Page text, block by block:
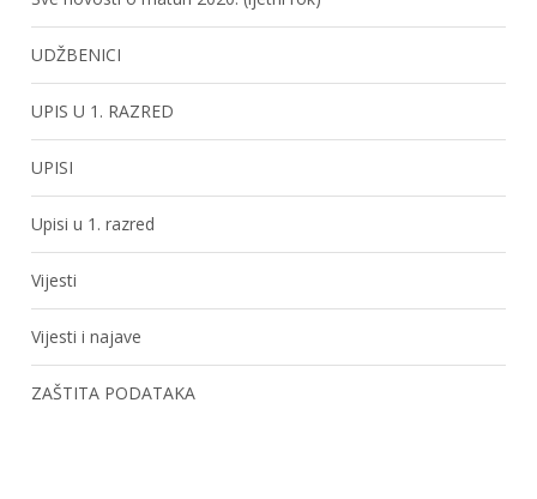
UDŽBENICI
UPIS U 1. RAZRED
UPISI
Upisi u 1. razred
Vijesti
Vijesti i najave
ZAŠTITA PODATAKA